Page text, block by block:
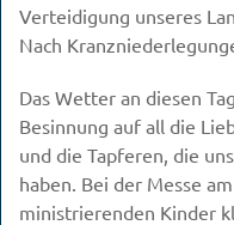
Verteidigung unseres
Nach
Das Wetter an diesen
Besinnung auf all die
und die Tapferen, die
haben. Bei der Messe
ministrierenden Kinder